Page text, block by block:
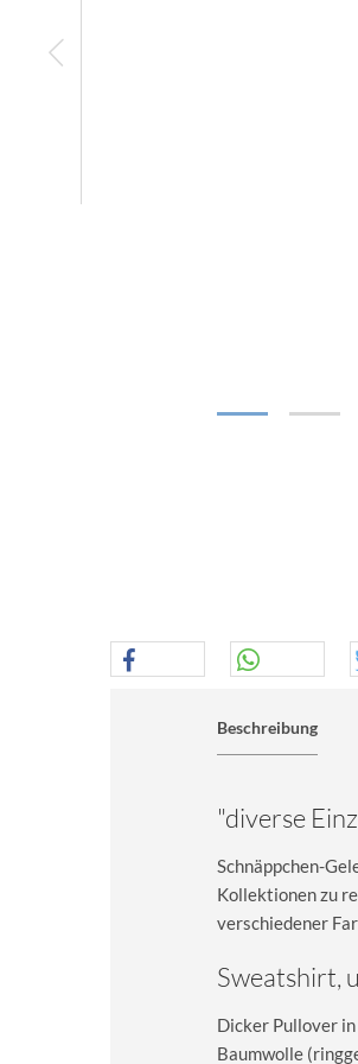
Beschreibung
"diverse
Schnäppchen-
Kollektionen zu
verschiedener
Sweatshirt,
Dicker Pullover
Baumwolle